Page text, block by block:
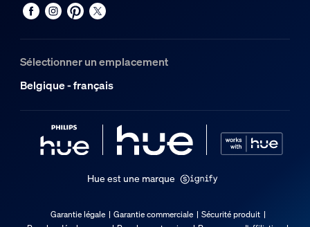
Sélectionner un emplacement
Belgique - français
Hue est une marque
Garantie légale Garantie commerciale
Sécurité produit